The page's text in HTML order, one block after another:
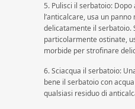
5. Pulisci il serbatoio:
l’anticalcare, usa un
delicatamente il serbatoio.
particolarmente ostinate,
morbide per strofinare
6. Sciacqua il serbatoio:
bene il serbatoio con
qualsiasi residuo di